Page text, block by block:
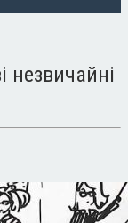
незвичайні